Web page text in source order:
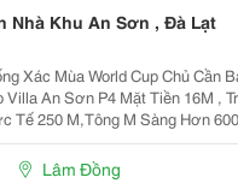
Nhà Khu An Sơn , Đà Lạt
Xác Mùa World Cup Chủ Cần Bán
Villa An Sơn P4 Mặt Tiền 16M ,
Tế 250 M,Tông M Sàng Hơn
Ngủ, 1 Phòng Thờ, 7 P Ngủ 3
Máy, Hồ Cá Koi , Sân Vườn,
Lâm Đồng